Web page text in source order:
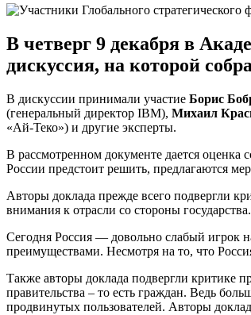
В четверг 9 декабря в
дискуссия, на которой
В дискуссии принимали участие Борис
(генеральный директор IBM), Михаил
«Ай-Теко») и другие эксперты.
В рассмотренном документе дается оценка
России предстоит решить, предлагаются
Авторы доклада прежде всего подвергли
внимания к отрасли со стороны государства.
Сегодня Россия — довольно слабый игрок
преимуществами. Несмотря на то, что
Также авторы доклада подвергли критике
правительства – то есть граждан. Ведь
продвинутых пользователей. Авторы